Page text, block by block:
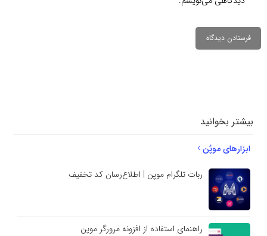
بیشتر بخوانید
ابزارهای موپُن
ربات تلگرام موپن | اطلاع‌رسان کد تخفیف
راهنمای استفاده از افزونه مرورگر موپن